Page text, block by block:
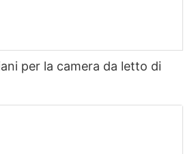
per la camera da letto di